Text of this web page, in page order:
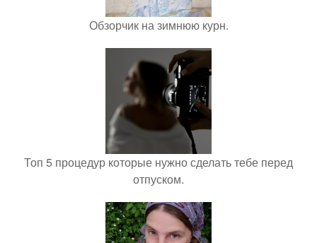
Обзорчик на зимнюю курн.
Топ 5 процедур которые нужно сделать тебе перед
отпуском.